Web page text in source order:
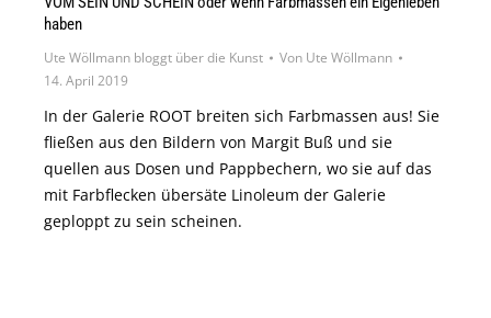
haben
Ute Wöllmann bloggt über die Kunst Von Ute Wöllmann
14. April 2019
In der Galerie ROOT breiten sich Farbmassen aus! Sie
fließen aus den Bildern von Margit Buß und sie
quellen aus Dosen und Pappbechern, wo sie auf das
mit Farbflecken übersäte Linoleum der Galerie
geploppt zu sein scheinen.